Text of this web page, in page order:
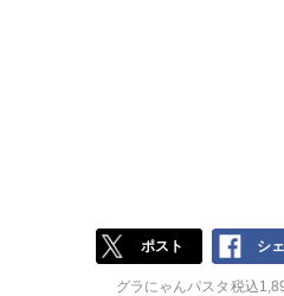
ポスト シ
グラにゃんパスタ税込